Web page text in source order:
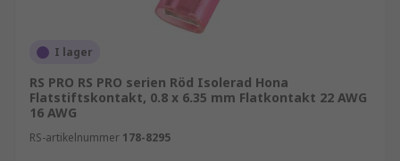
Snabbkopplingsflaggterminal
Piggyback-terminal
Flikterminal
Hylsterminal
I lager
RS PRO RS PRO serien Röd Isolerad Hona
Flatstiftskontakt, 0.8 x 6.35 mm Flatkontakt 22 AWG
16 AWG
RS-artikelnummer 178-8295